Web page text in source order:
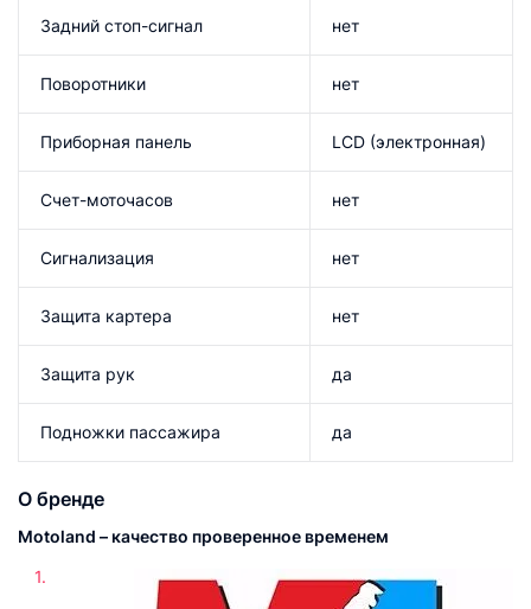
Задний стоп-сигнал нет
Поворотники нет
Приборная панель LCD (электронная)
Счет-моточасов нет
Сигнализация нет
Защита картера нет
Защита рук да
Подножки пассажира да
О бренде
Motoland – качество проверенное временем